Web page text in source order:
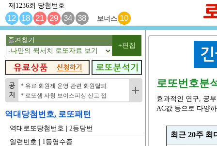
제1236회 당첨번호
12 18 21 29 34 38 보너스 10
즐겨찾기
+편집
* 유료 회원제 운영 관련 회원탈퇴
* 로또샘 사칭 보이스피싱 신고 접
역대당첨번호, 로또패턴
역대로또당첨번호
2등당번
일련번호
1등영수증
로또번호분
효과적인 연구, 공
AC값 등으로 다양
최근 20주 최